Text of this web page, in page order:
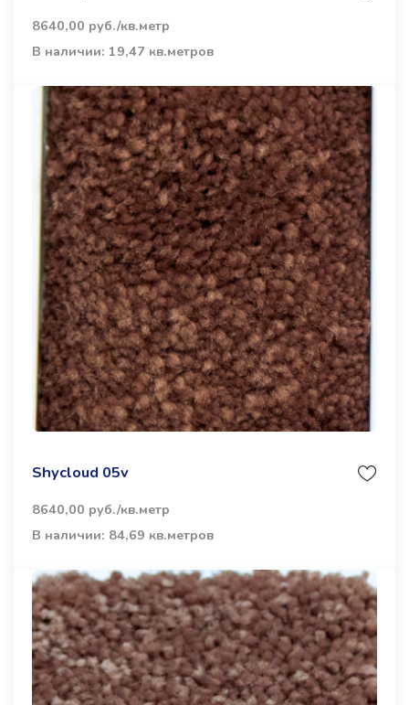
8640,00 руб./кв.метр
В наличии: 19,47 кв.метров
Shycloud 05v
8640,00 руб./кв.метр
В наличии: 84,69 кв.метров